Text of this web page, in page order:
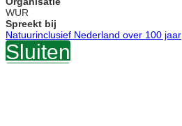
WUR
Spreekt bij
Natuurinclusief Nederland over 100 jaar
Sluiten